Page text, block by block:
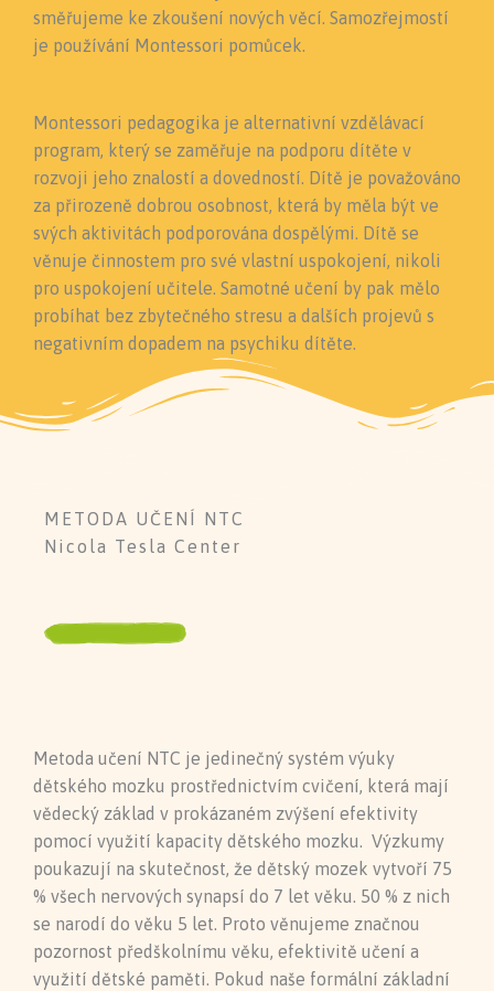
směřujeme ke zkoušení nových věcí. Samozřejmostí
je používání Montessori pomůcek.
Montessori pedagogika je alternativní vzdělávací
program, který se zaměřuje na podporu dítěte v
rozvoji jeho znalostí a dovedností. Dítě je považováno
za přirozeně dobrou osobnost, která by měla být ve
svých aktivitách podporována dospělými. Dítě se
věnuje činnostem pro své vlastní uspokojení, nikoli
pro uspokojení učitele. Samotné učení by pak mělo
probíhat bez zbytečného stresu a dalších projevů s
negativním dopadem na psychiku dítěte.
METODA UČENÍ NTC
Nicola Tesla Center
Metoda učení NTC je jedinečný systém výuky
dětského mozku prostřednictvím cvičení, která mají
vědecký základ v prokázaném zvýšení efektivity
pomocí využití kapacity dětského mozku. Výzkumy
poukazují na skutečnost, že dětský mozek vytvoří 75
% všech nervových synapsí do 7 let věku. 50 % z nich
se narodí do věku 5 let. Proto věnujeme značnou
pozornost předškolnímu věku, efektivitě učení a
využití dětské paměti. Pokud naše formální základní